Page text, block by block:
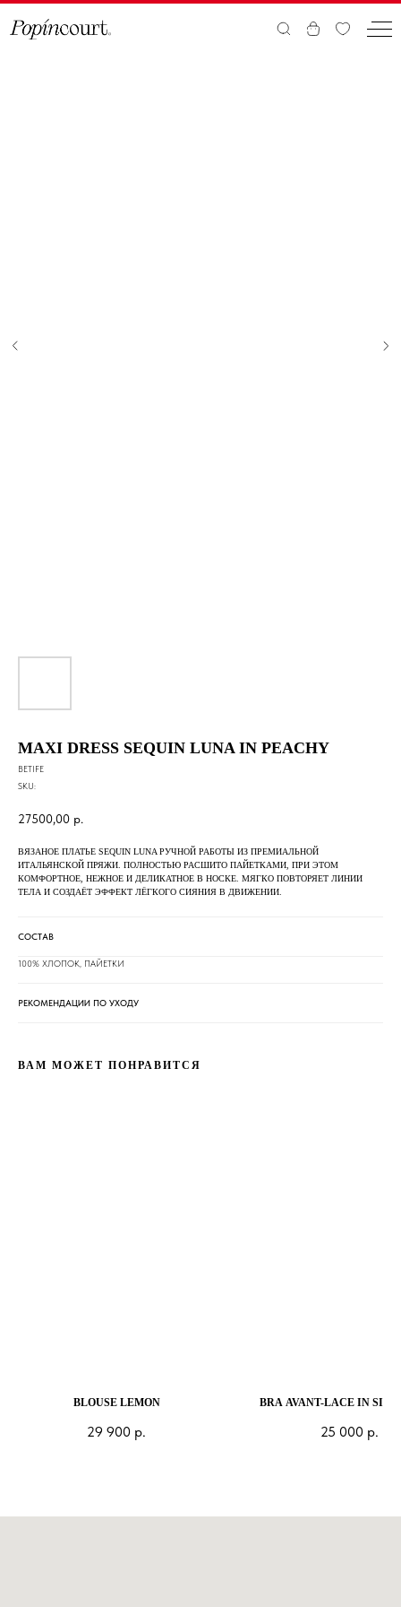
MAXI DRESS SEQUIN LUNA IN PEACHY
BETIFE
SKU:
27500,00 р.
ВЯЗАНОЕ ПЛАТЬЕ SEQUIN LUNA РУЧНОЙ РАБОТЫ ИЗ ПРЕМИАЛЬНОЙ
ИТАЛЬЯНСКОЙ ПРЯЖИ. ПОЛНОСТЬЮ РАСШИТО ПАЙЕТКАМИ, ПРИ ЭТОМ
КОМФОРТНОЕ, НЕЖНОЕ И ДЕЛИКАТНОЕ В НОСКЕ. МЯГКО ПОВТОРЯЕТ ЛИНИИ
ТЕЛА И СОЗДАЁТ ЭФФЕКТ ЛЁГКОГО СИЯНИЯ В ДВИЖЕНИИ.
СОСТАВ
100% ХЛОПОК, ПАЙЕТКИ
РЕКОМЕНДАЦИИ ПО УХОДУ
ВАМ МОЖЕТ ПОНРАВИТСЯ
BLOUSE LEMON
29 900 р.
BRA AVANT-LACE IN
25 000 р.